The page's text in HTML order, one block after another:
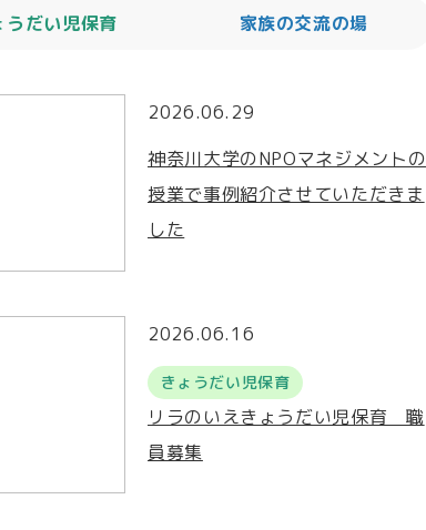
うだい児保育 家族の交流の場
2026.06.29
神奈川大学のNPOマネジメントの
授業で事例紹介させていただきま
した
2026.06.16
きょうだい児保育
リラのいえきょうだい児保育 職
員募集